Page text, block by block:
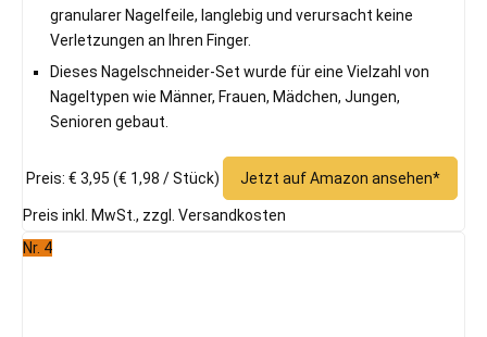
granularer Nagelfeile, langlebig und verursacht keine
Verletzungen an Ihren Finger.
Dieses Nagelschneider-Set wurde für eine Vielzahl von
Nageltypen wie Männer, Frauen, Mädchen, Jungen,
Senioren gebaut.
Preis: € 3,95 (€ 1,98 / Stück) Jetzt auf Amazon ansehen*
Preis inkl. MwSt., zzgl. Versandkosten
Nr. 4